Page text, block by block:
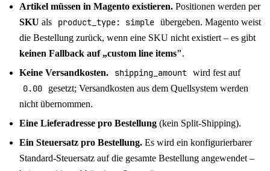
Artikel müssen in Magento existieren. Positionen werden per
SKU als product_type: simple übergeben. Magento weist
die Bestellung zurück, wenn eine SKU nicht existiert – es gibt
keinen Fallback auf „custom line items".
Keine Versandkosten.
shipping_amount wird fest auf
0.00
gesetzt; Versandkosten aus dem Quellsystem werden
nicht übernommen.
Eine Lieferadresse pro Bestellung (kein Split-Shipping).
Ein Steuersatz pro Bestellung. Es wird ein konfigurierbarer
Standard-Steuersatz auf die gesamte Bestellung angewendet –